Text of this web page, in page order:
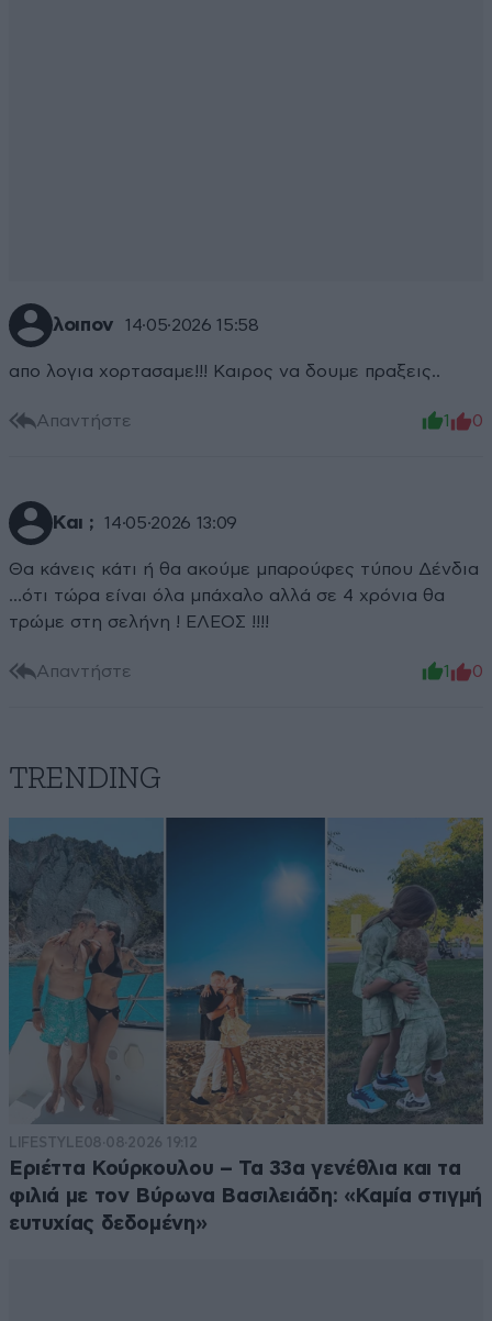
λοιπον 14·05·2026 15:58
απο λογια χορτασαμε!!! Καιρος να δουμε πραξεις..
Απαντήστε 1 0
Και ; 14·05·2026 13:09
Θα κάνεις κάτι ή θα ακούμε μπαρούφες τύπου Δένδια
…ότι τώρα είναι όλα μπάχαλο αλλά σε 4 χρόνια θα
τρώμε στη σελήνη ! ΕΛΕΟΣ !!!!
Απαντήστε 1 0
TRENDING
LIFESTYLE08·08·2026 19:12
Εριέττα Κούρκουλου – Τα 33α γενέθλια και τα
φιλιά με τον Βύρωνα Βασιλειάδη: «Καμία στιγμή
ευτυχίας δεδομένη»